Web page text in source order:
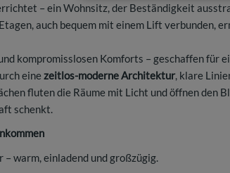
– ein Wohnsitz, der Beständigkeit
auch bequem mit einem Lift verbunden,
kompromisslosen Komforts – geschaffen für
eine zeitlos-moderne Architektur, klare
fluten die Räume mit Licht und öffnen den
schenkt.
– warm, einladend und großzügig.